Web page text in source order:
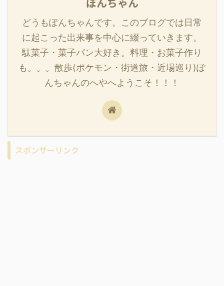
どうもぽんちゃんです。このブログでは日常
に起こった出来事を中心に綴っていきます。
駄菓子・菓子パン大好き。料理・お菓子作り
も。。。散歩(ポケモン・街道旅・近場巡り)ぽ
んちゃんのへやへようこそ！！！
スポンサーリンク